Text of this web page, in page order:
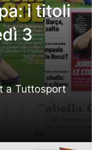
i titoli
3
a Tuttosport